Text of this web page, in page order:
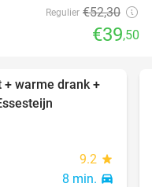
Regulier €52,30
€39,50
40%
warme drank +
9.2 star
8 min. directions_car